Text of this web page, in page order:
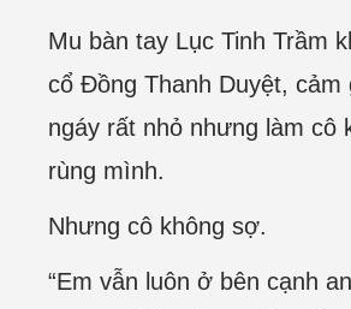
Mu bàn tay Lục Tinh Trầm
cổ Đồng Thanh Duyệt, cảm
ngáy rất nhỏ nhưng làm cô
rùng mình.
Nhưng cô không sợ.
“Em vẫn luôn ở bên cạnh